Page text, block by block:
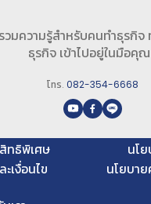
วมความรู้สำหรับคนทำธุรกิจ
ธุรกิจ เข้าไปอยู่ในมือคุ
โทร. 082-354-6668
ทธิพิเศษ
นโ
เงื่อนไข
นโยบา